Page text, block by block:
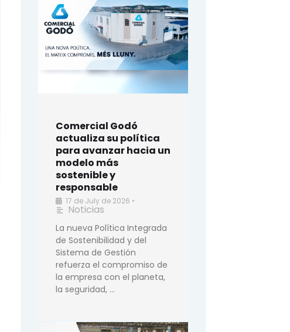
Comercial Godó
actualiza su política
para avanzar hacia un
modelo más
sostenible y
responsable
17 de July de 2026 •
Noticias
La nueva Política Integrada
de Sostenibilidad y del
Sistema de Gestión
refuerza el compromiso de
la empresa con el planeta,
la seguridad, …